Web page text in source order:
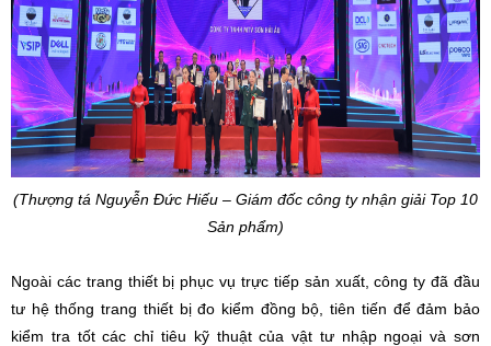
(Thượng tá Nguyễn Đức Hiếu – Giám đốc công ty nhận giải Top 10
Sản phẩm)
Ngoài các trang thiết bị phục vụ trực tiếp sản xuất, công ty đã đầu
tư hệ thống trang thiết bị đo kiểm đồng bộ, tiên tiến để đảm bảo
kiểm tra tốt các chỉ tiêu kỹ thuật của vật tư nhập ngoại và sơn